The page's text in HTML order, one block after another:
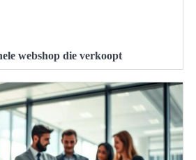
webshop die verkoopt